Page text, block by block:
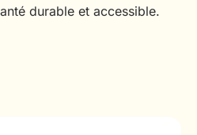
durable et accessible.